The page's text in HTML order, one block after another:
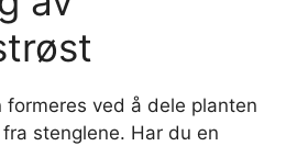
formeres ved å dele planten
stenglene. Har du en